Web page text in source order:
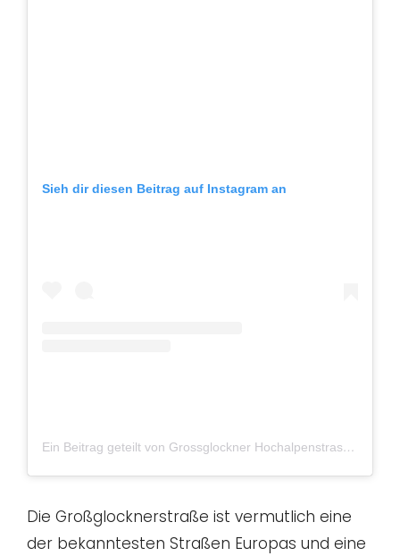
Sieh dir diesen Beitrag auf Instagram an
Ein Beitrag geteilt von Grossglockner Hochalpenstrasse (@grossglocknerhochalpenstrasse)
Die Großglocknerstraße ist vermutlich eine
der bekanntesten Straßen Europas und eine